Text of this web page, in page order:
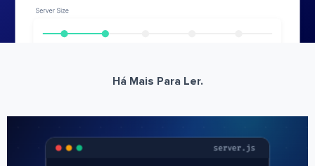
Há Mais Para Ler.